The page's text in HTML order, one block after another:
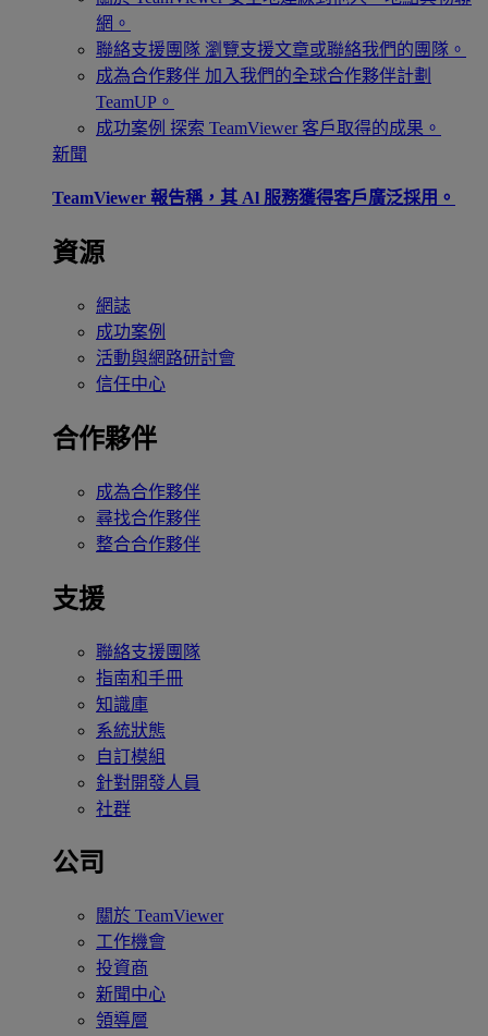
網。
聯絡支援團隊 瀏覽支援文章或聯絡我們的團隊。
成為合作夥伴 加入我們的全球合作夥伴計劃
TeamUP。
成功案例 探索 TeamViewer 客戶取得的成果。
新聞
TeamViewer 報告稱，其 Al 服務獲得客戶廣泛採用。
資源
網誌
成功案例
活動與網路研討會
信任中心
合作夥伴
成為合作夥伴
尋找合作夥伴
整合合作夥伴
支援
聯絡支援團隊
指南和手冊
知識庫
系統狀態
自訂模組
針對開發人員
社群
公司
關於 TeamViewer
工作機會
投資商
新聞中心
領導層